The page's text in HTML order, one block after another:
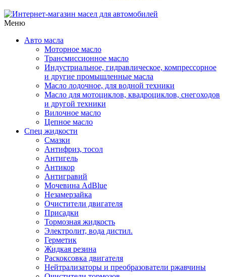
Меню
Авто масла
Моторное масло
Трансмиссионное масло
Индустриальное, гидравлическое, компрессорное
и другие промышленные масла
Масло лодочное, для водной техники
Масло для мотоциклов, квадроциклов, снегоходов
и другой техники
Вилочное масло
Цепное масло
Спец жидкости
Смазки
Антифриз, тосол
Антигель
Антикор
Антигравий
Мочевина AdBlue
Незамерзайка
Очистители двигателя
Присадки
Тормозная жидкость
Электролит, вода дистил.
Герметик
Жидкая резина
Раскоксовка двигателя
Нейтрализаторы и преобразователи ржавчины